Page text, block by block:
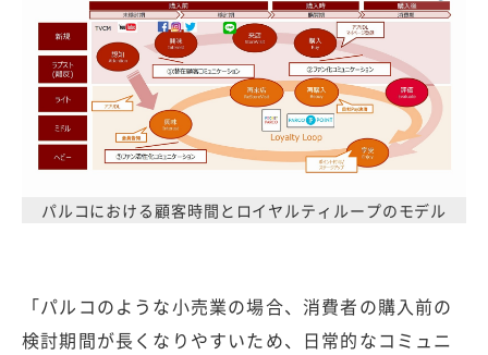
パルコにおける顧客時間とロイヤルティループのモデル
「パルコのような小売業の場合、消費者の購入前の
検討期間が長くなりやすいため、日常的なコミュニ